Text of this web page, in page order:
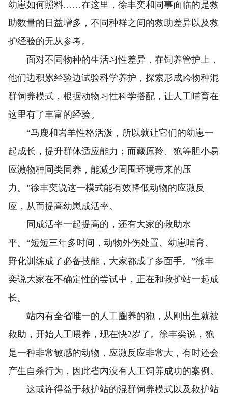
幼崽如何照料……在这里，徐丰奕和同事面临的是救
助数量的日益增多，不同种群之间的救助差异以及救
护经验的无从参考。
面对不同物种的生活习性差异，在饲养管护上，
他们边积累经验边试验科学养护，探索形成跨物种混
群饲养模式，根据动物习性科学搭配，让人工哺育在
这里有了丰富的经验。
“马鹿和岩羊性格活泼，所以就让它们的幼崽一
起成长，提升群体适应能力；而藏原羚、狍等胆小易
应激物种同类同养，能减少周围环境带来的压
力。”徐丰奕说这一模式能有效降低动物的应激反
应，从而提高幼崽成活率。
同成活率一起提高的，还有大家的救助水
平。“短短三年多时间，动物外伤处置、幼崽哺育、
野化训练成了必备技能，大家都成了多面手。”徐丰
奕说大家在不确定性的尝试中，正在和救护站一起成
长。
站内有全省唯一的人工圈养的狍，从刚出生就被
救助，开始人工喂养，现在快2岁了。徐丰奕说，狍
是一种非常敏感的动物，应激反应非常大，有时还会
产生自杀行为，因此省内没有人工饲养成功的案例。
这或许得益于救护站的混群饲养模式以及救护站